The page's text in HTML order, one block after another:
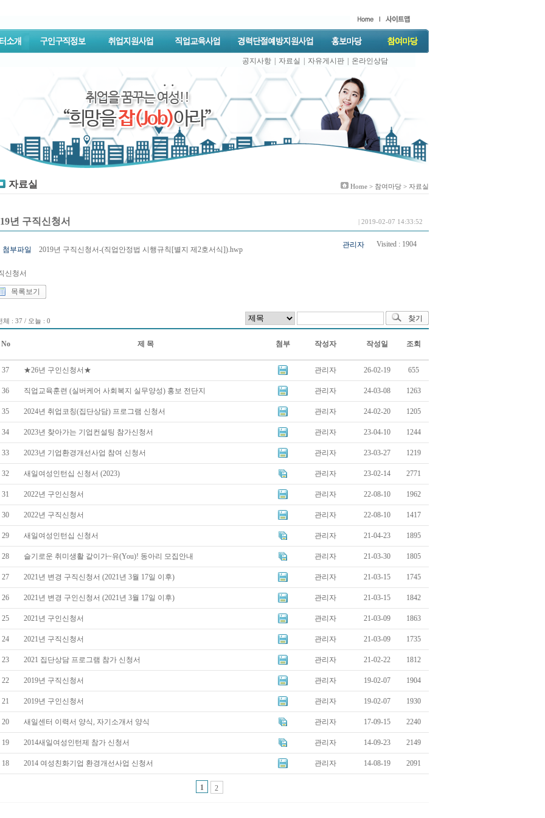
공지사항 자료실 자유게시판 온라인상담
자료실 Home > 참여마당 > 자료실
년 구직신청서 | 2019-02-07 14:33:52
관리자 Visited : 1904
첨부파일 2019년 구직신청서-(직업안정법 시행규칙[별지 제2호서식]).hwp
신청서
목록보기
체 : 37 / 오늘 : 0
No 제 목 첨부 작성자 작성일 조회
37 ★26년 구인신청서★ 관리자 26-02-19 655
36 직업교육훈련 (실버케어 사회복지 실무양성) 홍보 전단지 관리자 24-03-08 1263
35 2024년 취업코칭(집단상담) 프로그램 신청서 관리자 24-02-20 1205
34 2023년 찾아가는 기업컨설팅 참가신청서 관리자 23-04-10 1244
33 2023년 기업환경개선사업 참여 신청서 관리자 23-03-27 1219
32 새일여성인턴십 신청서 (2023) 관리자 23-02-14 2771
31 2022년 구인신청서 관리자 22-08-10 1962
30 2022년 구직신청서 관리자 22-08-10 1417
29 새일여성인턴십 신청서 관리자 21-04-23 1895
28 슬기로운 취미생활 같이가~유(You)! 동아리 모집안내 관리자 21-03-30 1805
27 2021년 변경 구직신청서 (2021년 3월 17일 이후) 관리자 21-03-15 1745
26 2021년 변경 구인신청서 (2021년 3월 17일 이후) 관리자 21-03-15 1842
25 2021년 구인신청서 관리자 21-03-09 1863
24 2021년 구직신청서 관리자 21-03-09 1735
23 2021 집단상담 프로그램 참가 신청서 관리자 21-02-22 1812
22 2019년 구직신청서 관리자 19-02-07 1904
21 2019년 구인신청서 관리자 19-02-07 1930
20 새일센터 이력서 양식, 자기소개서 양식 관리자 17-09-15 2240
19 2014새일여성인턴제 참가 신청서 관리자 14-09-23 2149
18 2014 여성친화기업 환경개선사업 신청서 관리자 14-08-19 2091
1 2